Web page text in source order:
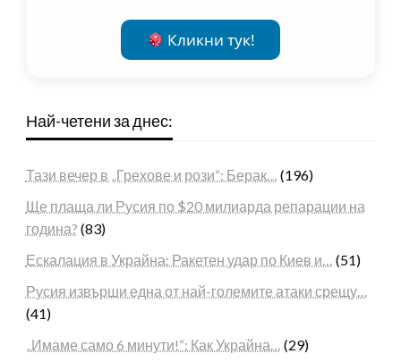
Кликни тук!
Най-четени за днес:
Тази вечер в „Грехове и рози“: Берак… (196)
Ще плаща ли Русия по $20 милиарда репарации на
година? (83)
Ескалация в Украйна: Ракетен удар по Киев и… (51)
Русия извърши една от най-големите атаки срещу…
(41)
„Имаме само 6 минути!“: Как Украйна… (29)